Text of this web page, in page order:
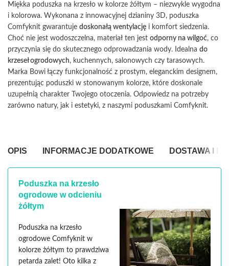
Miękka poduszka na krzesło w kolorze żółtym – niezwykle wygodna
i kolorowa. Wykonana z innowacyjnej dzianiny 3D, poduszka
Comfyknit gwarantuje doskonałą wentylację i komfort siedzenia.
Choć nie jest wodoszczelna, materiał ten jest odporny na wilgoć, co
przyczynia się do skutecznego odprowadzania wody. Idealna do
krzeseł ogrodowych, kuchennych, salonowych czy tarasowych.
Marka Bowi łączy funkcjonalność z prostym, eleganckim designem,
prezentując poduszki w stonowanym kolorze, które doskonale
uzupełnią charakter Twojego otoczenia. Odpowiedz na potrzeby
zarówno natury, jak i estetyki, z naszymi poduszkami Comfyknit.
OPIS INFORMACJE DODATKOWE DOSTAWA I
Poduszka na krzesło
ogrodowe w odcieniu
żółtym
Poduszka na krzesło
ogrodowe Comfyknit w
kolorze żółtym to prawdziwa
petarda zalet! Oto kilka z